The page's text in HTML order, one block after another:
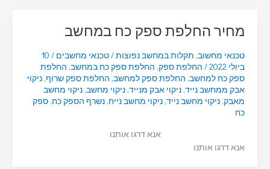
מחיר החלפת ספק כח במחשב
טכנאי מחשוב, תקלות במחשב נפוצות/טכנאי מחשבים /
10
ביולי 2022
/ החלפת ספק, החלפת ספק כח במחשב, החלפת
ספק כח למחשב, החלפת ספק למחשב, החלפת ספק שרוף, ניקוי
אבק ממחשב נייד, ניקוי אבק מנייד, ניקוי מחשב, ניקוי מחשב
מאבק, ניקוי מחשב נייד, ניקוי מחשב נייח, נשרף הספק כח, ספק
כח
אנא דרגו אותנו
אנא דרגו אותנו